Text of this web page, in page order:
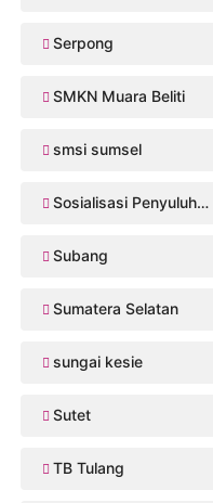
Serpong
SMKN Muara Beliti
smsi sumsel
Sosialisasi Penyuluhan Hukum
Subang
Sumatera Selatan
sungai kesie
Sutet
TB Tulang